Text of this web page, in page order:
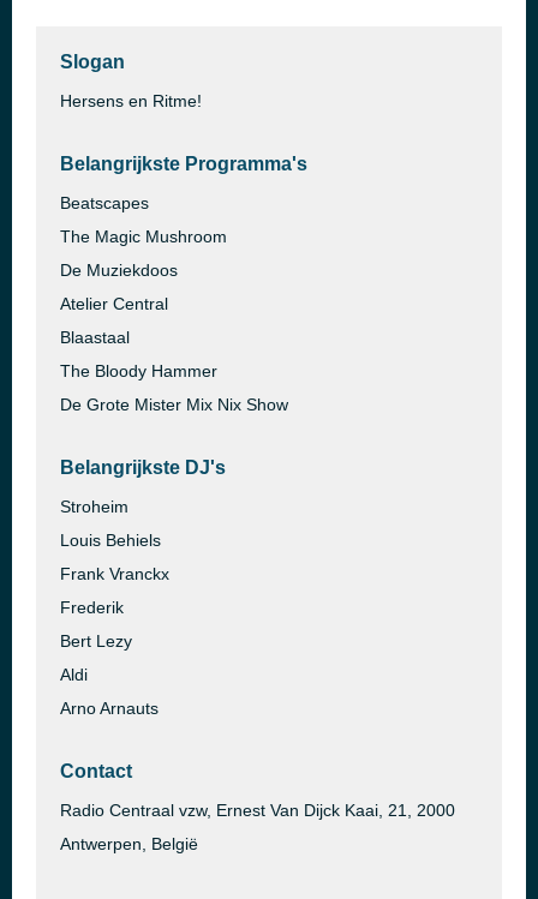
Slogan
Hersens en Ritme!
Belangrijkste Programma's
Beatscapes
The Magic Mushroom
De Muziekdoos
Atelier Central
Blaastaal
The Bloody Hammer
De Grote Mister Mix Nix Show
Belangrijkste DJ's
Stroheim
Louis Behiels
Frank Vranckx
Frederik
Bert Lezy
Aldi
Arno Arnauts
Contact
Radio Centraal vzw, Ernest Van Dijck Kaai, 21, 2000
Antwerpen, België